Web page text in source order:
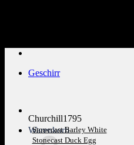
Warenkorb
Geschirr
Churchill1795
Stonecast Barley White
Stonecast Duck Egg